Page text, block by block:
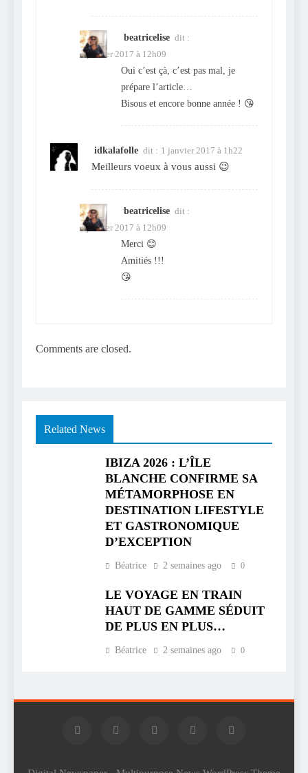
beatricelise dit :
2 janvier 2017 à 12h09
Oui c’est çà, c’est pas mal, je
prépare l’article…
Bisous et encore bonne année ! 😘
idkalafolle dit : 1 janvier 2017 à 1h22
Meilleurs voeux à vous aussi 😉
beatricelise dit :
2 janvier 2017 à 12h09
Merci 😊
Amitiés !!!
😘
Comments are closed.
Related News
IBIZA 2026 : L’ÎLE
BLANCHE CONFIRME SA
MÉTAMORPHOSE EN
DESTINATION LIFESTYLE
ET GASTRONOMIQUE
D’EXCEPTION
Béatrice 2 semaines ago 0
LE VOYAGE EN TRAIN
HAUT DE GAMME SÉDUIT
DE PLUS EN PLUS…
Béatrice 2 semaines ago 0